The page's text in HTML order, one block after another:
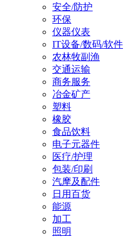
安全/防护
环保
仪器仪表
IT设备/数码/软件
农林牧副渔
交通运输
商务服务
冶金矿产
塑料
橡胶
食品饮料
电子元器件
医疗/护理
包装/印刷
汽摩及配件
日用百货
能源
加工
照明